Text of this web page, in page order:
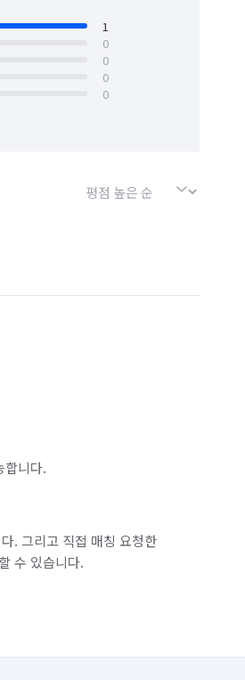
1
0
0
0
0
합니다.
. 그리고 직접 매칭 요청한
수 있습니다.